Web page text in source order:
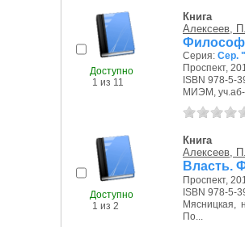
Доступно
1 из 11
Книга
Алексеев,
Серия: Сер.
Проспект,
ISBN 978-5-
МИЭМ, уч.аб-
Доступно
1 из 2
Книга
Алексеев,
Власть.
Проспект,
ISBN 978-5-
Мясницкая,
По...